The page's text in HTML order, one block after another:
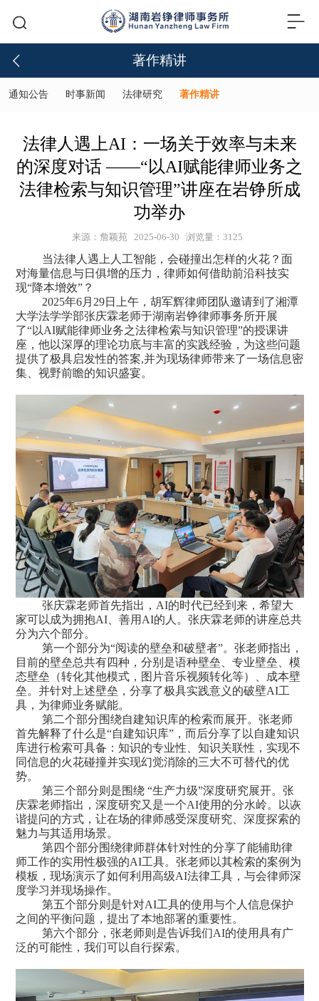
著作精讲
通知公告 时事新闻 法律研究 著作精讲
法律人遇上AI：一场关于效率与未来
的深度对话 ——“以AI赋能律师业务之
法律检索与知识管理”讲座在岩铮所成
功举办
来源：詹颖苑 2025-06-30 浏览量：3125
当法律人遇上人工智能，会碰撞出怎样的火花？面
对海量信息与日俱增的压力，律师如何借助前沿科技实
现“降本增效”？
2025年6月29日上午，胡军辉律师团队邀请到了湘潭
大学法学学部张庆霖老师于湖南岩铮律师事务所开展
了“以AI赋能律师业务之法律检索与知识管理”的授课讲
座，他以深厚的理论功底与丰富的实践经验，为这些问题
提供了极具启发性的答案,并为现场律师带来了一场信息密
集、视野前瞻的知识盛宴。
张庆霖老师首先指出， AI的时代已经到来，希望大
家可以成为拥抱AI、善用AI的人。张庆霖老师的讲座总共
分为六个部分。
第一个部分为“阅读的壁垒和破壁者”。张老师指出，
目前的壁垒总共有四种，分别是语种壁垒、专业壁垒、模
态壁垒（转化其他模式，图片音乐视频转化等）、成本壁
垒。并针对上述壁垒，分享了极具实践意义的破壁AI工
具，为律师业务赋能。
第二个部分围绕自建知识库的检索而展开。张老师
首先解释了什么是“自建知识库”，而后分享了以自建知识
库进行检索可具备：知识的专业性、知识关联性，实现不
同信息的火花碰撞并实现幻觉消除的三大不可替代的优
势。
第三个部分则是围绕 “生产力级”深度研究展开。张
庆霖老师指出，深度研究又是一个AI使用的分水岭。以诙
谐提问的方式，让在场的律师感受深度研究、深度探索的
魅力与其适用场景。
第四个部分围绕律师群体针对性的分享了能辅助律
师工作的实用性极强的AI工具。张老师以其检索的案例为
模板，现场演示了如何利用高级AI法律工具，与会律师深
度学习并现场操作。
第五个部分则是针对AI工具的使用与个人信息保护
之间的平衡问题，提出了本地部署的重要性。
第六个部分，张老师则是告诉我们AI的使用具有广
泛的可能性，我们可以自行探索。